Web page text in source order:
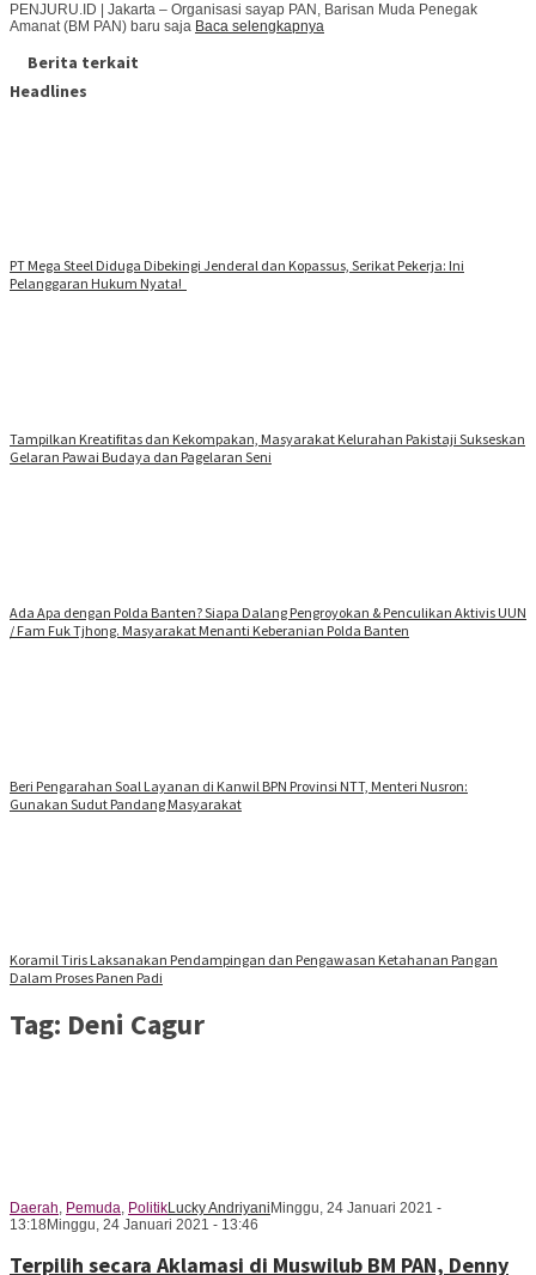
PENJURU.ID | Jakarta – Organisasi sayap PAN, Barisan Muda Penegak
Amanat (BM PAN) baru saja Baca selengkapnya
Berita terkait
Headlines
PT Mega Steel Diduga Dibekingi Jenderal dan Kopassus, Serikat Pekerja: Ini
Pelanggaran Hukum Nyata!
Tampilkan Kreatifitas dan Kekompakan, Masyarakat Kelurahan Pakistaji Sukseskan
Gelaran Pawai Budaya dan Pagelaran Seni
Ada Apa dengan Polda Banten? Siapa Dalang Pengroyokan & Penculikan Aktivis UUN
/ Fam Fuk Tjhong. Masyarakat Menanti Keberanian Polda Banten
Beri Pengarahan Soal Layanan di Kanwil BPN Provinsi NTT, Menteri Nusron:
Gunakan Sudut Pandang Masyarakat
Koramil Tiris Laksanakan Pendampingan dan Pengawasan Ketahanan Pangan
Dalam Proses Panen Padi
Tag: Deni Cagur
Daerah, Pemuda, PolitikLucky Andriyani Minggu, 24 Januari 2021 -
13:18 Minggu, 24 Januari 2021 - 13:46
Terpilih secara Aklamasi di Muswilub BM PAN, Denny